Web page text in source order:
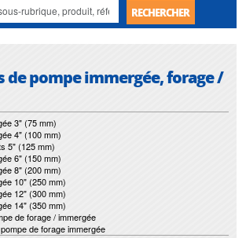
RECHERCHER
de pompe immergée, forage /
3" (75 mm)
4" (100 mm)
5" (125 mm)
6" (150 mm)
8" (200 mm)
10" (250 mm)
12" (300 mm)
14" (350 mm)
de forage / immergée
de forage immergée